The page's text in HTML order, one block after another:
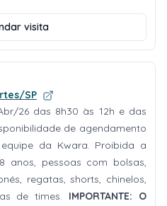
visita
SP
26 das 8h30 às 12h e das
de agendamento
da Kwara. Proibida a
anos, pessoas com bolsas,
regatas, shorts, chinelos,
de times. IMPORTANTE: O